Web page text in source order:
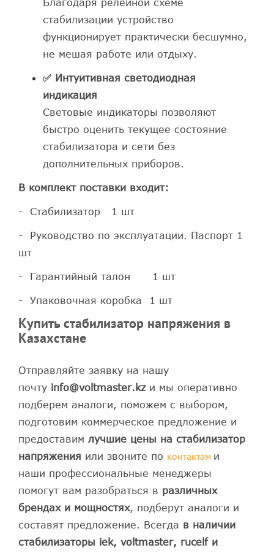
Благодаря релейной схеме
стабилизации устройство
функционирует практически бесшумно,
не мешая работе или отдыху.
✅ Интуитивная светодиодная
индикация
Световые индикаторы позволяют
быстро оценить текущее состояние
стабилизатора и сети без
дополнительных приборов.
В комплект поставки входит:
- Стабилизатор 1 шт
- Руководство по эксплуатации. Паспорт 1
шт
- Гарантийный талон 1 шт
- Упаковочная коробка 1 шт
Купить стабилизатор напряжения в
Казахстане
Отправляйте заявку на нашу
почту info@voltmaster.kzи мы оперативно
подберем аналоги, поможем с выбором,
подготовим коммерческое предложение и
предоставим лучшие цены на стабилизатор
напряжения или звоните по контактам и
наши профессиональные менеджеры
помогут вам разобраться в различных
брендах и мощностях, подберут аналоги и
составят предложение. Всегда в наличии
стабилизаторы iek, voltmaster, rucelf и